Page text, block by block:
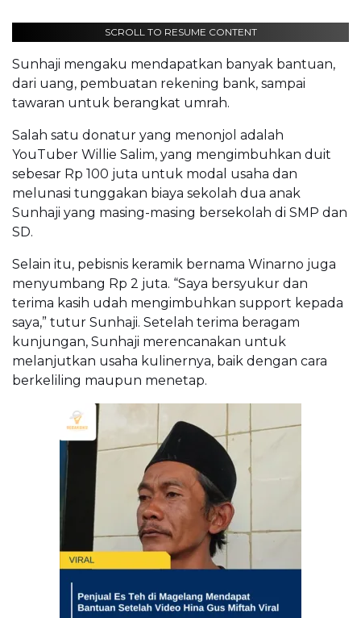
SCROLL TO RESUME CONTENT
Sunhaji mengaku mendapatkan banyak bantuan,
dari uang, pembuatan rekening bank, sampai
tawaran untuk berangkat umrah.
Salah satu donatur yang menonjol adalah
YouTuber Willie Salim, yang mengimbuhkan duit
sebesar Rp 100 juta untuk modal usaha dan
melunasi tunggakan biaya sekolah dua anak
Sunhaji yang masing-masing bersekolah di SMP dan
SD.
Selain itu, pebisnis keramik bernama Winarno juga
menyumbang Rp 2 juta. “Saya bersyukur dan
terima kasih udah mengimbuhkan support kepada
saya,” tutur Sunhaji. Setelah terima beragam
kunjungan, Sunhaji merencanakan untuk
melanjutkan usaha kulinernya, baik dengan cara
berkeliling maupun menetap.